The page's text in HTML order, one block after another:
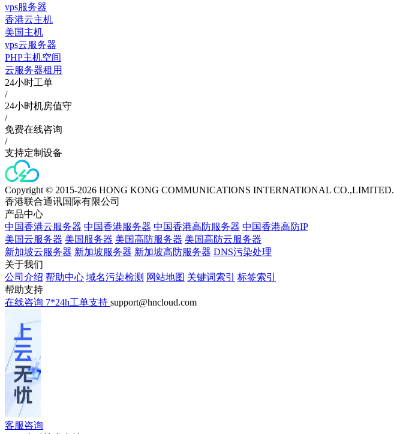
vps服务器
香港云主机
美国主机
vps云服务器
PHP主机空间
云服务器租用
24小时工单
/
24小时机房值守
/
免费在线咨询
/
支持定制设备
Copyright © 2015-2026 HONG KONG COMMUNICATIONS INTERNATIONAL CO.,LIMITED.
香港联合通讯国际有限公司
产品中心
中国香港云服务器 中国香港服务器 中国香港高防服务器 中国香港高防IP
美国云服务器 美国服务器 美国高防服务器 美国高防云服务器
新加坡云服务器 新加坡服务器 新加坡高防服务器 DNS污染处理
关于我们
公司介绍 帮助中心 域名污染检测 网站地图 关键词索引
标签索引
帮助支持
在线咨询 7*24h工单支持 support@hncloud.com
客服咨询